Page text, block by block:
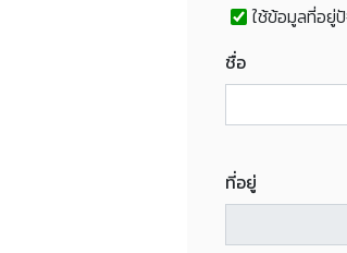
ใช้ข้อมูลที่อยู่
ชื่อ
ที่อยู่